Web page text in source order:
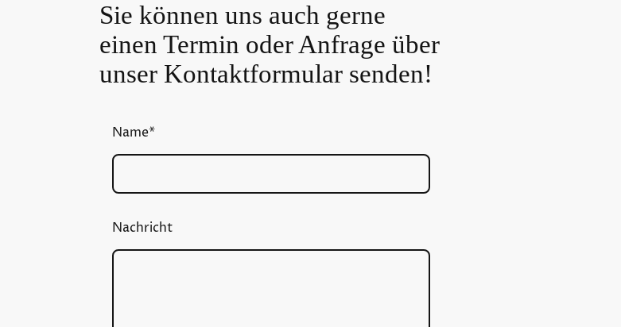
Sie können uns auch gerne
einen Termin oder Anfrage über
unser Kontaktformular senden!
Name*
Nachricht